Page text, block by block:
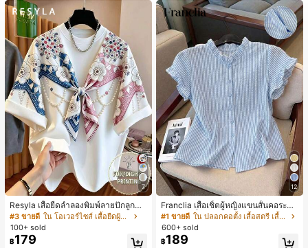
7
Resyla เสื้อยืดลำลองพิมพ์ลายปักลูกปัด
รูปโบว์ขนาดใหญ่สำหรับผู้หญิง
#3 ขายดี
ใน โอเวอร์ไซส์ เสื้อยืดผู้หญิง
100+ sold
฿179
12
Franclia เสื้อเชิ้ตผู้หญิงแขนสั้นคอระบา
ยกระดุมเดี่ยวลายทาง
#1 ขายดี
ใน ปลอกคอตั้ง เสื้อสตรี เสื้อเบลาส์ & Tee
600+ sold
฿189